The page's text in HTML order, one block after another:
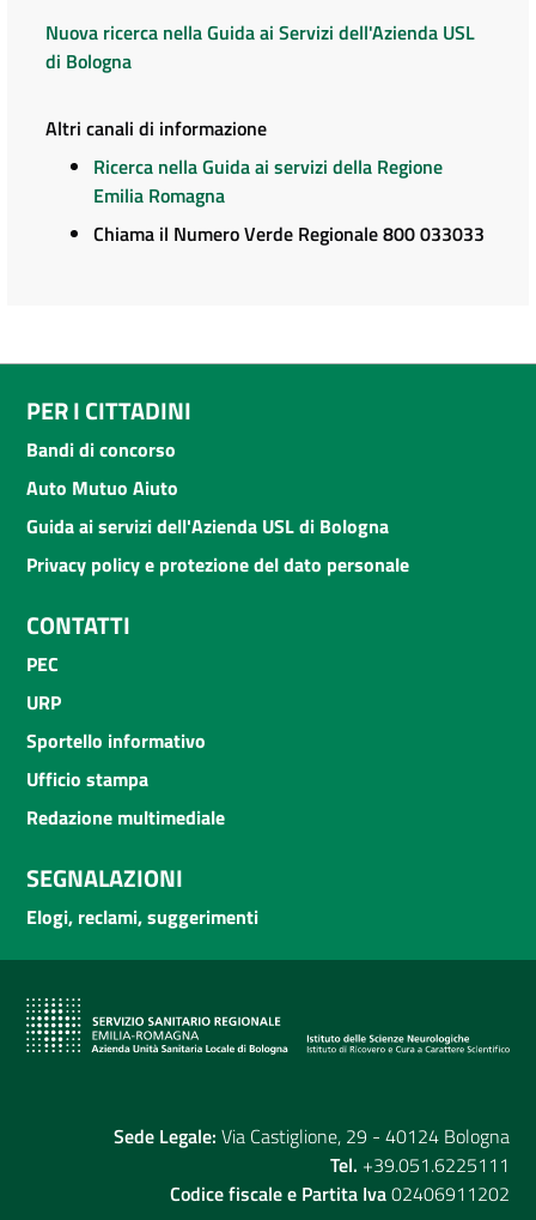
Nuova ricerca nella Guida ai Servizi dell'Azienda USL
di Bologna
Altri canali di informazione
Ricerca nella Guida ai servizi della Regione
Emilia Romagna
Chiama il Numero Verde Regionale 800 033033
PER I CITTADINI
Bandi di concorso
Auto Mutuo Aiuto
Guida ai servizi dell'Azienda USL di Bologna
Privacy policy e protezione del dato personale
CONTATTI
PEC
URP
Sportello informativo
Ufficio stampa
Redazione multimediale
SEGNALAZIONI
Elogi, reclami, suggerimenti
Sede Legale: Via Castiglione, 29 - 40124 Bologna
Tel. +39.051.6225111
Codice fiscale e Partita Iva02406911202